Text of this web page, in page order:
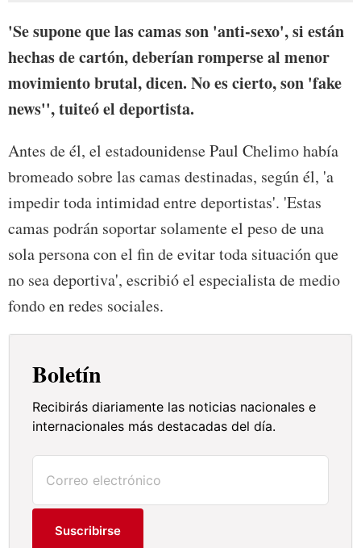
'Se supone que las camas son 'anti-sexo', si están
hechas de cartón, deberían romperse al menor
movimiento brutal, dicen. No es cierto, son 'fake
news'', tuiteó el deportista.
Antes de él, el estadounidense Paul Chelimo había
bromeado sobre las camas destinadas, según él, 'a
impedir toda intimidad entre deportistas'. 'Estas
camas podrán soportar solamente el peso de una
sola persona con el fin de evitar toda situación que
no sea deportiva', escribió el especialista de medio
fondo en redes sociales.
Boletín
Recibirás diariamente las noticias nacionales e
internacionales más destacadas del día.
Suscribirse